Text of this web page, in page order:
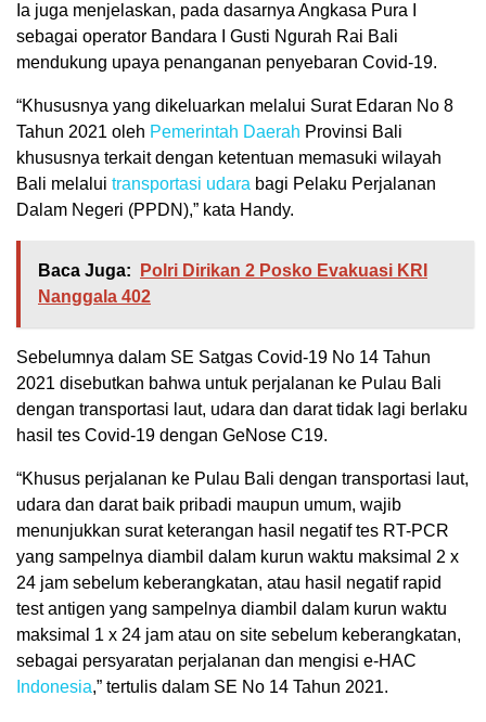
Ia juga menjelaskan, pada dasarnya Angkasa Pura I
sebagai operator Bandara I Gusti Ngurah Rai Bali
mendukung upaya penanganan penyebaran Covid-19.
“Khususnya yang dikeluarkan melalui Surat Edaran No 8
Tahun 2021 oleh Pemerintah Daerah Provinsi Bali
khususnya terkait dengan ketentuan memasuki wilayah
Bali melalui transportasi udara bagi Pelaku Perjalanan
Dalam Negeri (PPDN),” kata Handy.
Baca Juga:
Polri Dirikan 2 Posko Evakuasi KRI
Nanggala 402
Sebelumnya dalam SE Satgas Covid-19 No 14 Tahun
2021 disebutkan bahwa untuk perjalanan ke Pulau Bali
dengan transportasi laut, udara dan darat tidak lagi berlaku
hasil tes Covid-19 dengan GeNose C19.
“Khusus perjalanan ke Pulau Bali dengan transportasi laut,
udara dan darat baik pribadi maupun umum, wajib
menunjukkan surat keterangan hasil negatif tes RT-PCR
yang sampelnya diambil dalam kurun waktu maksimal 2 x
24 jam sebelum keberangkatan, atau hasil negatif rapid
test antigen yang sampelnya diambil dalam kurun waktu
maksimal 1 x 24 jam atau on site sebelum keberangkatan,
sebagai persyaratan perjalanan dan mengisi e-HAC
Indonesia,” tertulis dalam SE No 14 Tahun 2021.